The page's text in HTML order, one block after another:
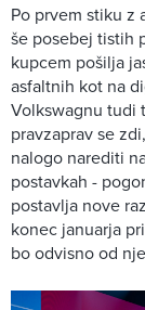
Po prvem stiku z
še posebej tistih
kupcem pošilja
asfaltnih kot na
Volkswagnu tudi
pravzaprav se
nalogo narediti
postavkah -
postavlja nove
konec januarja
bo odvisno od